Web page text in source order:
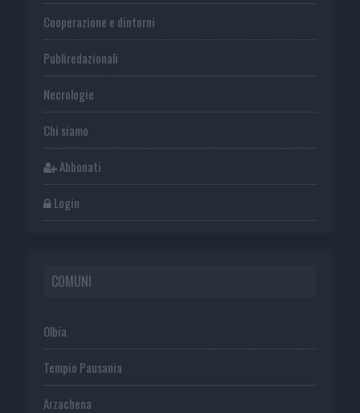
Cooperazione e dintorni
Publiredazionali
Necrologie
Chi siamo
Abbonati
Login
COMUNI
Olbia
Tempio Pausania
Arzachena